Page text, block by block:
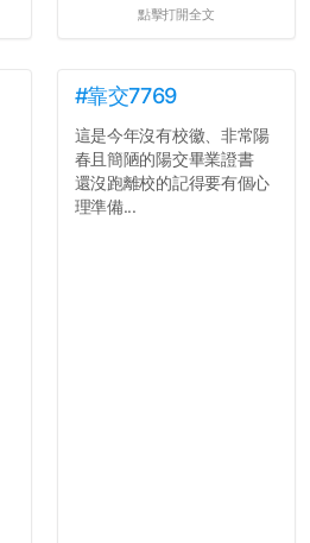
點擊打開全文
#靠交7769
這是今年沒有校徽、非常陽
春且簡陋的陽交畢業證書
還沒跑離校的記得要有個心
理準備...